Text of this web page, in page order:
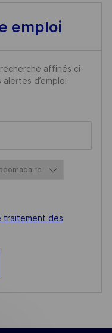
emploi
recherche affinés ci-
d’emploi
traitement des